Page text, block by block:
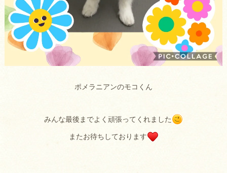
ポメラニアンのモコくん
みんな最後までよく頑張ってくれました
またお待ちしております